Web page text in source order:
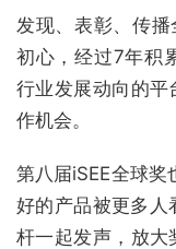
发现、表彰、传
初心，经过7年积
行业发展动向的平
作机会。
第八届iSEE全球奖
好的产品被更多人
杆一起发声，放大